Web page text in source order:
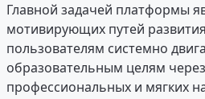
Главной задачей платформы
мотивирующих путей
пользователям системно
образовательным целям
профессиональных и мягких